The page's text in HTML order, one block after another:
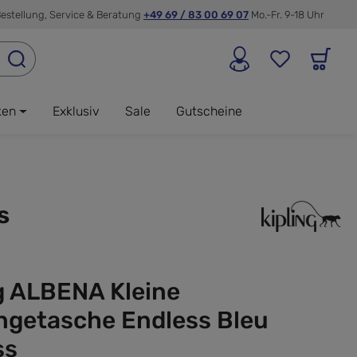
Service & Beratung +49 69 / 83 00 69 07 Mo.-Fr. 9-18 Uhr
Exklusiv Sale Gutscheine
ALBENA Kleine
Endless Bleu